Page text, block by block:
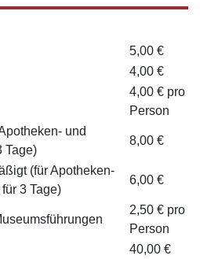
5,00 €
4,00 €
4,00 € pro
Person
und
Tage)
8,00 €
(für Apotheken-
3 Tage)
6,00 €
2,50 € pro
Person
40,00 €